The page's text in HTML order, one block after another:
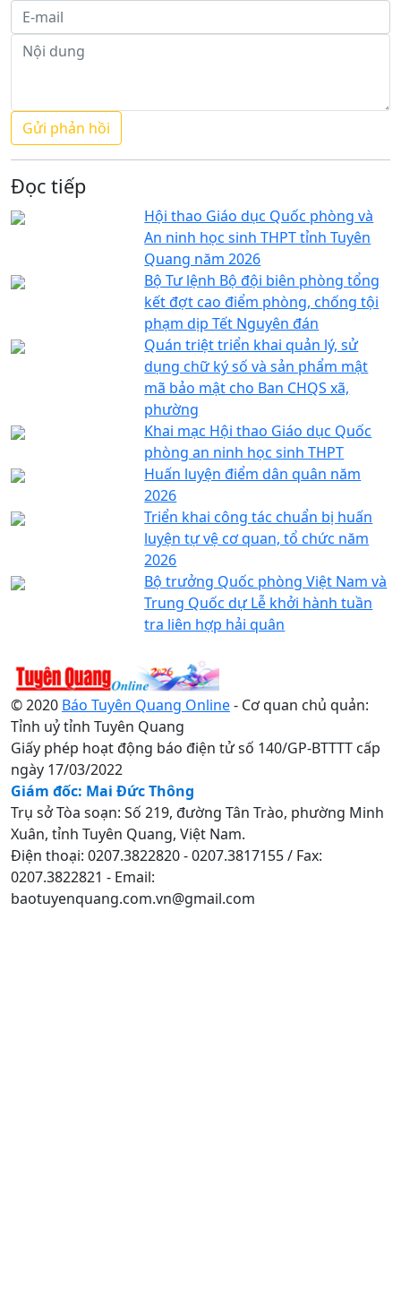
Đọc tiếp
Hội thao Giáo dục Quốc phòng và
An ninh học sinh THPT tỉnh Tuyên
Quang năm 2026
Bộ Tư lệnh Bộ đội biên phòng tổng
kết đợt cao điểm phòng, chống tội
phạm dịp Tết Nguyên đán
Quán triệt triển khai quản lý, sử
dụng chữ ký số và sản phẩm mật
mã bảo mật cho Ban CHQS xã,
phường
Khai mạc Hội thao Giáo dục Quốc
phòng an ninh học sinh THPT
Huấn luyện điểm dân quân năm
2026
Triển khai công tác chuẩn bị huấn
luyện tự vệ cơ quan, tổ chức năm
2026
Bộ trưởng Quốc phòng Việt Nam và
Trung Quốc dự Lễ khởi hành tuần
tra liên hợp hải quân
© 2020 Báo Tuyên Quang Online- Cơ quan chủ quản:
Tỉnh uỷ tỉnh Tuyên Quang
Giấy phép hoạt động báo điện tử số 140/GP-BTTTT cấp
ngày 17/03/2022
Giám đốc: Mai Đức Thông
Trụ sở Tòa soạn: Số 219, đường Tân Trào, phường Minh
Xuân, tỉnh Tuyên Quang, Việt Nam.
Điện thoại: 0207.3822820 - 0207.3817155 / Fax:
0207.3822821 - Email:
baotuyenquang.com.vn@gmail.com